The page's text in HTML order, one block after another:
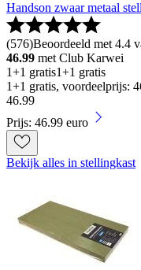
Handson zwaar metaal
(576)Beoordeeld met 4.4
46.99 met Club Karwei
1+1 gratis1+1 gratis
1+1 gratis, voordeelprijs:
46.99
Prijs: 46.99 euro
Bekijk alles in stellingkast